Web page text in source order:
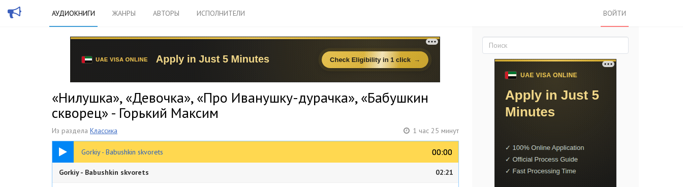
АУДИОКНИГИ ЖАНРЫ АВТОРЫ ИСПОЛНИТЕЛИ ВОЙТИ
«Нилушка», «Девочка», «Про Иванушку-дурачка», «Бабушкин
скворец» - Горький Максим
Из раздела Классика 1 час 25 минут
Gorkiy - Babushkin skvorets 00:00
00:00
02:21
Gorkiy - Babushkin skvorets 02:21